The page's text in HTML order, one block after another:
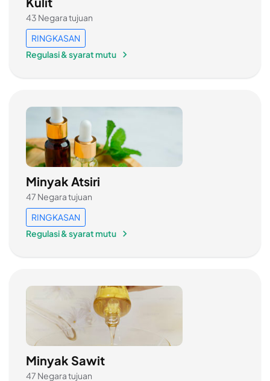
43 Negara tujuan
RINGKASAN
Regulasi & syarat mutu
Minyak Atsiri
47 Negara tujuan
RINGKASAN
Regulasi & syarat mutu
Minyak Sawit
47 Negara tujuan